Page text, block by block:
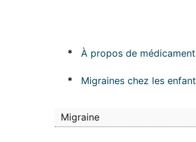
* À propos de
* Migraines chez les
Migraine